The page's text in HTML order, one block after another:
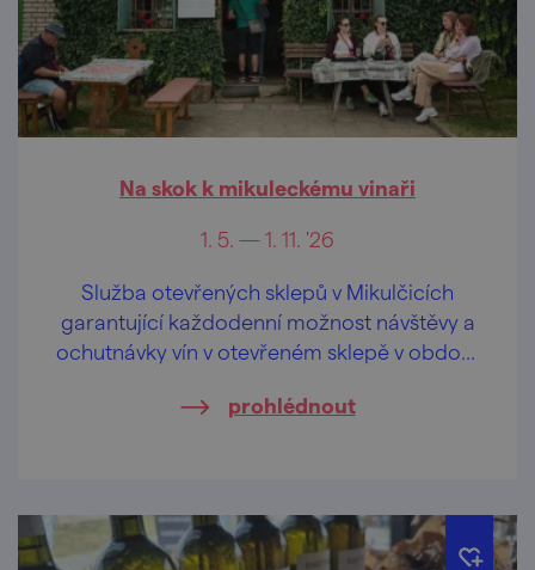
Na skok k mikuleckému vinaři
1. 5. — 1. 11. '26
Služba otevřených sklepů v Mikulčicích
garantující každodenní možnost návštěvy a
ochutnávky vín v otevřeném sklepě v období
víkendech.
prohlédnout